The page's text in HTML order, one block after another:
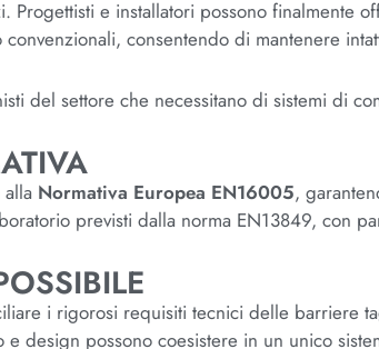
Progettisti e installatori possono finalmente
consentendo di mantenere
del settore che necessitano di sistemi di
Normativa Europea EN16005,
previsti dalla norma EN13849, con
i rigorosi requisiti tecnici delle barriere
design possono coesistere in un unico